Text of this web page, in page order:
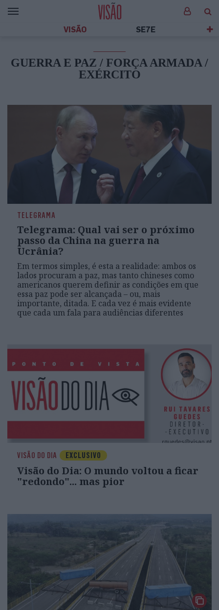
VISÃO SE7E
GUERRA E PAZ / FORÇA ARMADA /
EXÉRCITO
TELEGRAMA
Telegrama: Qual vai ser o próximo
passo da China na guerra na
Ucrânia?
Em termos simples, é esta a realidade: ambos os
lados procuram a paz, mas tanto chineses como
americanos querem definir as condições em que
essa paz pode ser alcançada – ou, mais
importante, ditada. E cada vez é mais evidente
que cada um fala para audiências diferentes
VISÃO DO DIA EXCLUSIVO
Visão do Dia: O mundo voltou a ficar
"redondo"... mas pior